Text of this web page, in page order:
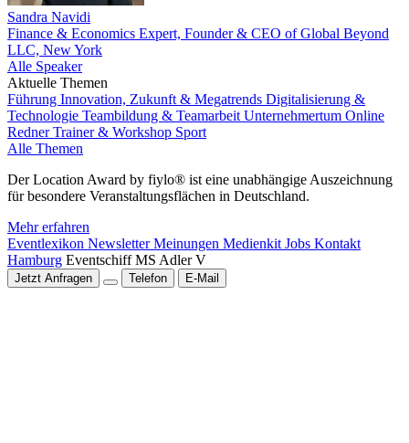
Sandra Navidi
Finance & Economics Expert, Founder & CEO of Global Beyond
LLC, New York
Alle Speaker
Aktuelle Themen
Führung Innovation, Zukunft & Megatrends Digitalisierung &
Technologie Teambildung & Teamarbeit Unternehmertum Online
RednerTrainer & Workshop Sport
Alle Themen
Der Location Award by fiylo® ist eine unabhängige Auszeichnung
für besondere Veranstaltungsflächen in Deutschland.
Mehr erfahren
Eventlexikon NewsletterMeinungen Medienkit Jobs Kontakt
Hamburg Eventschiff MS Adler V
Jetzt Anfragen Telefon E-Mail